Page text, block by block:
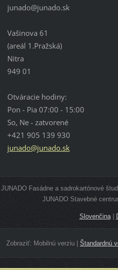
junado@junado.sk
Vašinova 61
(areál 1.Pražská)
Nitra
949 01
Otváracie hodiny:
Pon - Pia 07:00 - 15:00
So, Ne - zatvorené
+421 905 139 930
junado@junado.sk
JUNADO Fasádne a sadrokartónové
JUNADO Stavebné
Slovenčina|
Zobraziť: Mobilnú verziu| Štandardnú